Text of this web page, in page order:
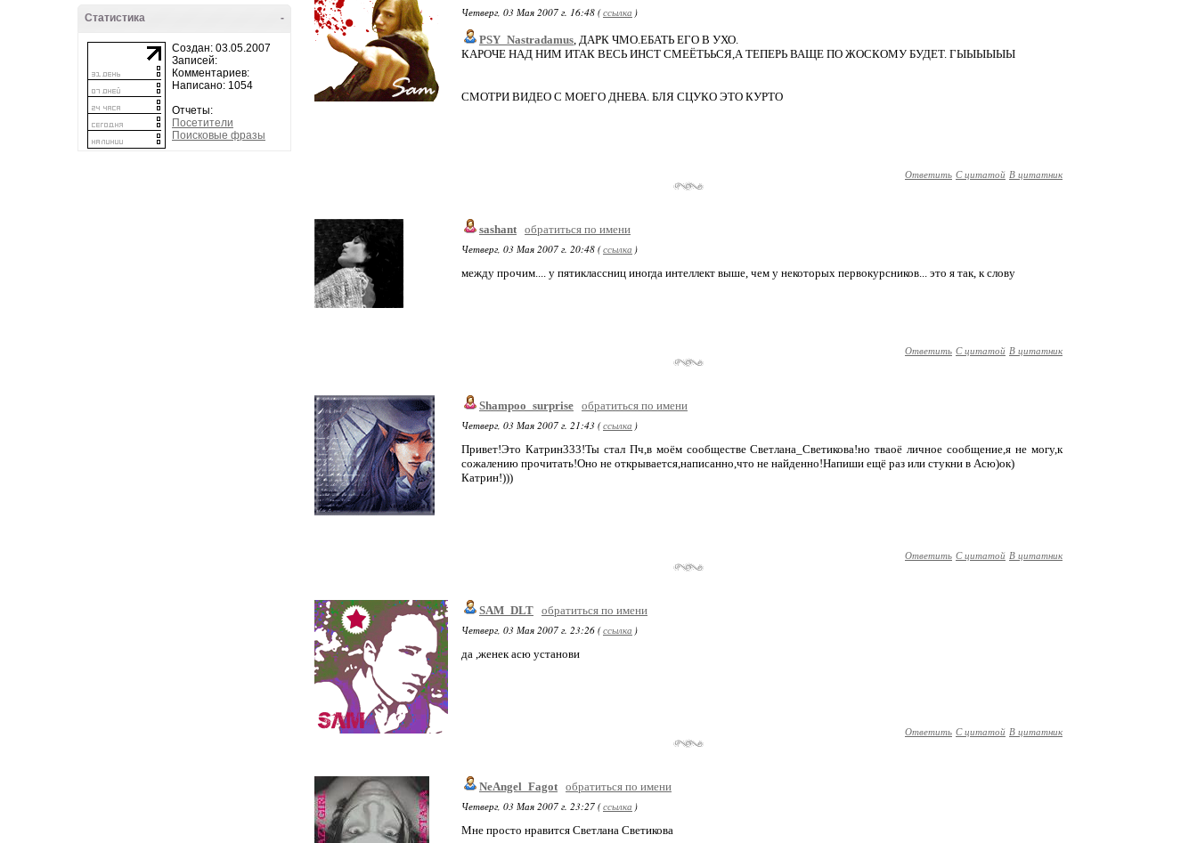
-
Статистика
Создан: 03.05.2007
Записей:
Комментариев:
Написано: 1054
Отчеты:
Посетители
Поисковые фразы
Четверг, 03 Мая 2007 г. 16:48 (ссылка )
PSY_Nastradamus, ДАРК ЧМО.ЕБАТЬ ЕГО В УХО.
КАРОЧЕ НАД НИМ ИТАК ВЕСЬ ИНСТ СМЕЁТЬЬСЯ,А ТЕПЕРЬ ВАЩЕ ПО ЖОСКОМУ БУДЕТ. ГЫЫЫЫЫЫ
СМОТРИ ВИДЕО С МОЕГО ДНЕВА. БЛЯ СЦУКО ЭТО КУРТО
Ответить С цитатой В цитатник
sashant обратиться по имени
Четверг, 03 Мая 2007 г. 20:48 (ссылка )
между прочим.... у пятиклассниц иногда интеллект выше, чем у некоторых первокурсников... это я так, к слову
Ответить С цитатой В цитатник
Shampoo_surprise обратиться по имени
Четверг, 03 Мая 2007 г. 21:43 (ссылка )
Привет!Это Катрин333!Ты стал Пч,в моём сообществе Светлана_Светикова!но тваоё личное сообщение,я не могу,к
сожалению прочитать!Оно не открывается,написанно,что не найденно!Напиши ещё раз или стукни в Асю)ок)
Катрин!)))
Ответить С цитатой В цитатник
SAM_DLT обратиться по имени
Четверг, 03 Мая 2007 г. 23:26 (ссылка )
да ,женек асю установи
Ответить С цитатой В цитатник
NeAngel_Fagot обратиться по имени
Четверг, 03 Мая 2007 г. 23:27 (ссылка )
Мне просто нравится Светлана Светикова